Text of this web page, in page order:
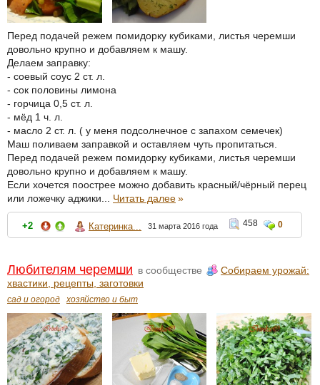
Перед подачей режем помидорку кубиками, листья черемши
довольно крупно и добавляем к машу.
Делаем заправку:
- соевый соус 2 ст. л.
- сок половины лимона
- горчица 0,5 ст. л.
- мёд 1 ч. л.
- масло 2 ст. л. ( у меня подсолнечное с запахом семечек)
Маш поливаем заправкой и оставляем чуть пропитаться.
Перед подачей режем помидорку кубиками, листья черемши
довольно крупно и добавляем к машу.
Если хочется поострее можно добавить красный/чёрный перец
или ложечку аджики... Читать далее»
+2 Катеринка... 31 марта 2016 года 458 0
Любителям черемши в сообществе
Собираем урожай:
хвастики, рецепты, заготовки
сад и огород хозяйство и быт